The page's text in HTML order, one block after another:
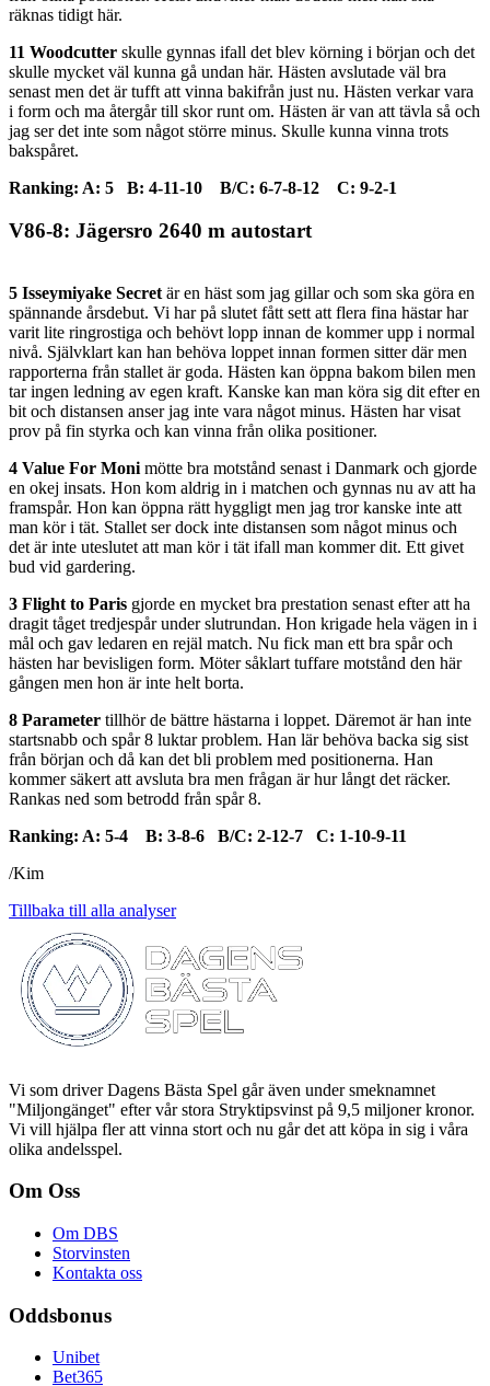
räknas tidigt här.
11 Woodcutter skulle gynnas ifall det blev körning i början och det
skulle mycket väl kunna gå undan här. Hästen avslutade väl bra
senast men det är tufft att vinna bakifrån just nu. Hästen verkar vara
i form och ma återgår till skor runt om. Hästen är van att tävla så och
jag ser det inte som något större minus. Skulle kunna vinna trots
bakspåret.
Ranking: A: 5 B: 4-11-10 B/C: 6-7-8-12 C: 9-2-1
V86-8: Jägersro 2640 m autostart
5 Isseymiyake Secret är en häst som jag gillar och som ska göra en
spännande årsdebut. Vi har på slutet fått sett att flera fina hästar har
varit lite ringrostiga och behövt lopp innan de kommer upp i normal
nivå. Självklart kan han behöva loppet innan formen sitter där men
rapporterna från stallet är goda. Hästen kan öppna bakom bilen men
tar ingen ledning av egen kraft. Kanske kan man köra sig dit efter en
bit och distansen anser jag inte vara något minus. Hästen har visat
prov på fin styrka och kan vinna från olika positioner.
4 Value For Moni mötte bra motstånd senast i Danmark och gjorde
en okej insats. Hon kom aldrig in i matchen och gynnas nu av att ha
framspår. Hon kan öppna rätt hyggligt men jag tror kanske inte att
man kör i tät. Stallet ser dock inte distansen som något minus och
det är inte uteslutet att man kör i tät ifall man kommer dit. Ett givet
bud vid gardering.
3 Flight to Paris gjorde en mycket bra prestation senast efter att ha
dragit tåget tredjespår under slutrundan. Hon krigade hela vägen in i
mål och gav ledaren en rejäl match. Nu fick man ett bra spår och
hästen har bevisligen form. Möter såklart tuffare motstånd den här
gången men hon är inte helt borta.
8 Parameter tillhör de bättre hästarna i loppet. Däremot är han inte
startsnabb och spår 8 luktar problem. Han lär behöva backa sig sist
från början och då kan det bli problem med positionerna. Han
kommer säkert att avsluta bra men frågan är hur långt det räcker.
Rankas ned som betrodd från spår 8.
Ranking: A: 5-4 B: 3-8-6 B/C: 2-12-7 C: 1-10-9-11
/Kim
Tillbaka till alla analyser
Vi som driver Dagens Bästa Spel går även under smeknamnet
"Miljongänget" efter vår stora Stryktipsvinst på 9,5 miljoner kronor.
Vi vill hjälpa fler att vinna stort och nu går det att köpa in sig i våra
olika andelsspel.
Om Oss
Om DBS
Storvinsten
Kontakta oss
Oddsbonus
Unibet
Bet365